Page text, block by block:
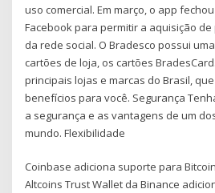
uso comercial. Em março, o app
Facebook para permitir a aquisição
da rede social. O Bradesco possui
cartões de loja, os cartões
principais lojas e marcas do Brasil,
benefícios para você. Segurança
a segurança e as vantagens de um
mundo. Flexibilidade
Coinbase adiciona suporte para
Altcoins Trust Wallet da Binance